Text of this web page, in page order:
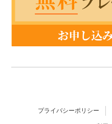
プライバシーポリシー